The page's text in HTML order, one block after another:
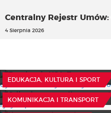
Centralny Rejestr Umów:
4 Sierpnia 2026
EDUKACJA, KULTURA I SPORT
30 Lipca 2026
KOMUNIKACJA I TRANSPORT
Odbudowa z myślą o
29 Lipca 2026
Nowe przepisy mają
przed mobbingiem i